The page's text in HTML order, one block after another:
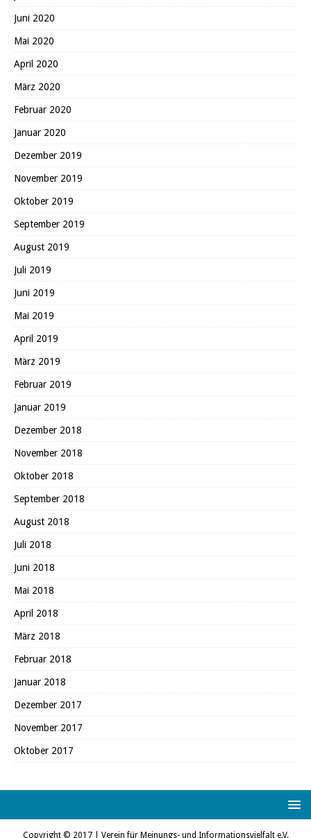
Juni 2020
Mai 2020
April 2020
März 2020
Februar 2020
Januar 2020
Dezember 2019
November 2019
Oktober 2019
September 2019
August 2019
Juli 2019
Juni 2019
Mai 2019
April 2019
März 2019
Februar 2019
Januar 2019
Dezember 2018
November 2018
Oktober 2018
September 2018
August 2018
Juli 2018
Juni 2018
Mai 2018
April 2018
März 2018
Februar 2018
Januar 2018
Dezember 2017
November 2017
Oktober 2017
Copyright © 2017 | Verein für Meinungs- und Informationsvielfalt e.V.